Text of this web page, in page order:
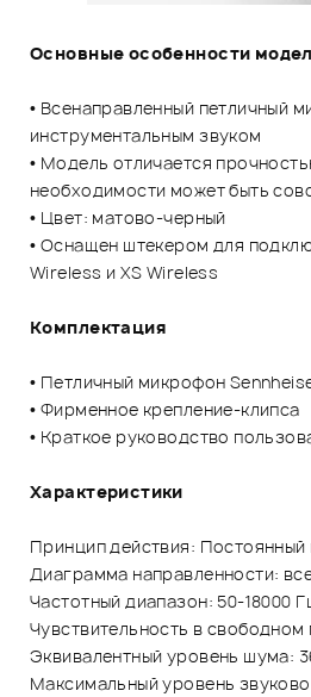
Основные особенности
• Всенаправленный петличный
инструментальным звуком
• Модель отличается
необходимости может быть
• Цвет: матово-черный
• Оснащен штекером для
Wireless и XS Wireless
Комплектация
• Петличный микрофон
• Фирменное крепление-клипса
• Краткое руководство
Характеристики
Принцип действия:
Диаграмма направленности:
Частотный диапазон: 50-18000
Чувствительность в
Эквивалентный уровень шума:
Максимальный уровень